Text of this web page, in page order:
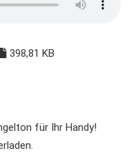
398,81 KB
für Ihr Handy!